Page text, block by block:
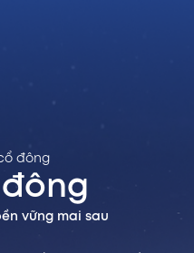
đông
vững mai sau